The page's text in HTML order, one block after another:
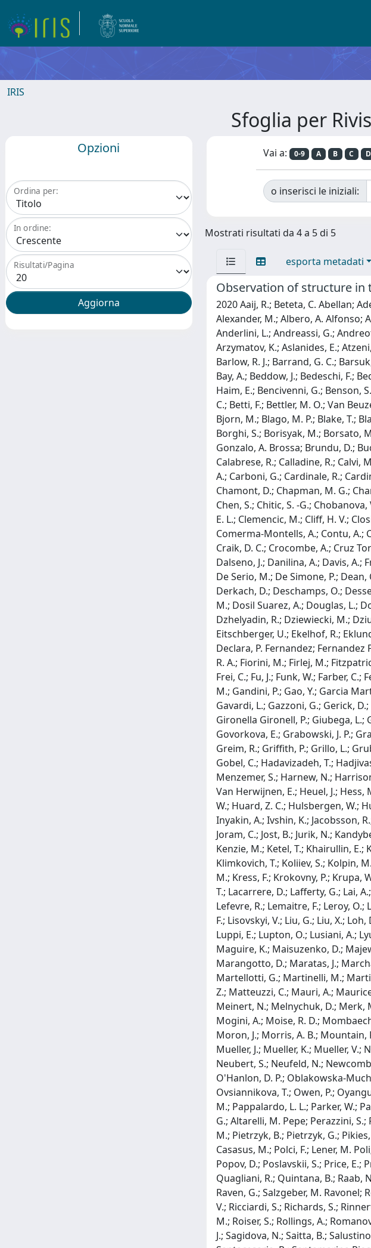
IRIS
Sfoglia per
Opzioni
Ordina per:
In ordine:
Risultati/Pagina
Vai a: 0-9 A B C D
o inserisci le iniziali:
Mostrati risultati da 4 a 5 di 5
esporta metadati
Observation of structure in
2020 Aaij, R.; Beteta, C. Abellan; Adeva, B.; Adinolfi, M.; Aidala, C. A.; Ajaltouni, Z.; Akar, S.; Albicocco, P.; Albrecht, J.; Alessio, F.; Alexander, M.; Albero, A. Alfonso; Alkhazov, G.; Cartelle, P. Alvarez; Alves, A. A.; J, R.; Amato, S.; Amerio, S.; Amhis, Y.; An, L.; Anderlini, L.; Andreassi, G.; Andreotti, M.; Andrews, J. E.; Archilli, F.; D'Argent, P.; Romeu, J. Arnau; Artamonov, A.; Artuso, M.; Arzymatov, K.; Aslanides, E.; Atzeni, M.; Audurier, B.; Bachmann, S.; Back, J. J.; Baker, S.; Balagura, V.; Baldini, W.; Baranov, A.; Barlow, R. J.; Barrand, G. C.; Barsuk, S.; Barter, W.; Bartolini, M.; Baryshnikov, F.; Batozskaya, V.; Batsukh, B.; Battig, A.; Battista, V.; Bay, A.; Beddow, J.; Bedeschi, F.; Bediaga, I.; Beiter, A.; Bel, L. J.; Belin, S.; Beliy, N.; Bellee, V.; Belloli, N.; Belous, K.; Belyaev, I.; Ben-Haim, E.; Bencivenni, G.; Benson, S.; Beranek, S.; Berezhnoy, A.; Bernet, R.; Berninghoff, D.; Bertholet, E.; Bertolin, A.; Betancourt, C.; Betti, F.; Bettler, M. O.; Van Beuzekom, M.; Bezshyiko, Ia.; Bhasin, S.; Bhom, J.; Bifani, S.; Billoir, P.; Birnkraut, A.; Bizzeti, A.; Bjorn, M.; Blago, M. P.; Blake, T.; Blanc, F.; Blusk, S.; Bobulska, D.; Bocci, V.; Boente Garcia, O.; Boettcher, T.; Bondar, A.; Bondar, N.; Borghi, S.; Borisyak, M.; Borsato, M.; Bossu, F.; Boubdir, M.; Bowcock, T. J. V.; Bozzi, C.; Braun, S.; Brodski, M.; Brodzicka, J.; Gonzalo, A. Brossa; Brundu, D.; Buchanan, E.; Buonaura, A.; Burr, C.; Bursche, A.; Buytaert, J.; Byczynski, W.; Cadeddu, S.; Cai, H.; Calabrese, R.; Calladine, R.; Calvi, M.; Calvo Gomez, M.; Camboni, A.; Campana, P.; Perez, D. H. Campora; Capriotti, L.; Carbone, A.; Carboni, G.; Cardinale, R.; Cardini, A.; Carniti, P.; Carvalho Akiba, K.; Casse, G.; Cassina, L.; Cattaneo, M.; Cavallero, G.; Cenci, R.; Chamont, D.; Chapman, M. G.; Charles, M.; Charpentier, Ph.; Chatzikonstantinidis, G.; Chefdeville, M.; Chekalina, V.; Chen, C.; Chen, S.; Chitic, S. -G.; Chobanova, V.; Chrzaszcz, M.; Chubykin, A.; Ciambrone, P.; Cid Vidal, X.; Ciezarek, G.; Cindolo, F.; Clarke, P. E. L.; Clemencic, M.; Cliff, H. V.; Closier, J.; Coco, V.; Coelho, J. A. B.; Cogan, J.; Cogneras, E.; Cojocariu, L.; Collins, P.; Colombo, T.; Comerma-Montells, A.; Contu, A.; Coombs, G.; Coquereau, S.; Corti, G.; Corvo, M.; Sobral, C. M. Costa; Couturier, B.; Cowan, G. A.; Craik, D. C.; Crocombe, A.; Cruz Torres, M.; Currie, R.; D'Ambrosio, C.; Da Cunha Marinho, F.; Da Silva, C. L.; Dall'Occo, E.; Dalseno, J.; Danilina, A.; Davis, A.; Francisco, O. De Aguiar; De Bruyn, K.; De Capua, S.; De Cian, M.; De Miranda, J. M.; De Paula, L.; De Serio, M.; De Simone, P.; Dean, C. T.; Decamp, D.; Del Buono, L.; Delaney, B.; Dembinski, H. -P.; Demmer, M.; Dendek, A.;